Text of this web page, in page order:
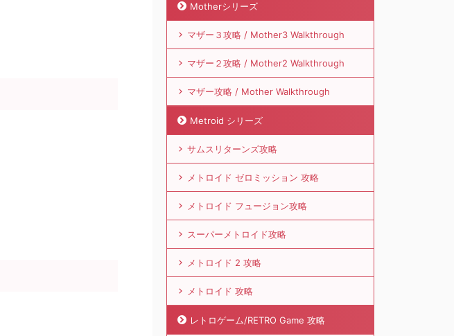
Motherシリーズ
マザー３攻略 / Mother3 Walkthrough
マザー２攻略 / Mother2 Walkthrough
マザー攻略 / Mother Walkthrough
Metroid シリーズ
サムスリターンズ攻略
メトロイド ゼロミッション 攻略
メトロイド フュージョン攻略
スーパーメトロイド攻略
メトロイド 2 攻略
メトロイド 攻略
レトロゲーム/RETRO Game 攻略